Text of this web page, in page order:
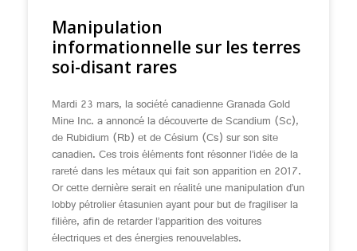
Manipulation
informationnelle sur les terres
soi-disant rares
Mardi 23 mars, la société canadienne Granada Gold
Mine Inc. a annoncé la découverte de Scandium (Sc),
de Rubidium (Rb) et de Césium (Cs) sur son site
canadien. Ces trois éléments font résonner l’idée de la
rareté dans les métaux qui fait son apparition en 2017.
Or cette dernière serait en réalité une manipulation d’un
lobby pétrolier étasunien ayant pour but de fragiliser la
filière, afin de retarder l’apparition des voitures
électriques et des énergies renouvelables.